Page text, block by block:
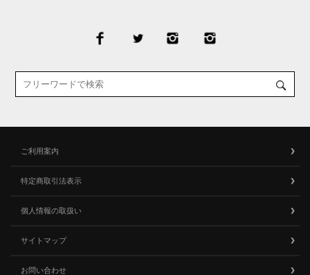
ご利用案内
特定商取引法表示
個人情報の取扱い
サイトマップ
お問い合わせ